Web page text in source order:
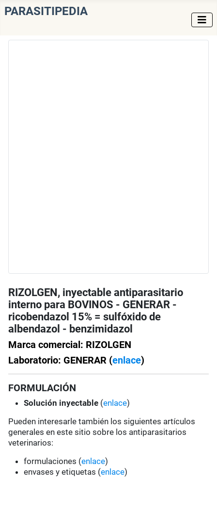
PARASITIPEDIA
RIZOLGEN, inyectable antiparasitario
interno para BOVINOS - GENERAR -
ricobendazol 15% = sulfóxido de
albendazol - benzimidazol
Marca comercial: RIZOLGEN
Laboratorio: GENERAR (enlace)
FORMULACIÓN
Solución inyectable (enlace)
Pueden interesarle también los siguientes artículos
generales en este sitio sobre los antiparasitarios
veterinarios:
formulaciones (enlace)
envases y etiquetas (enlace)